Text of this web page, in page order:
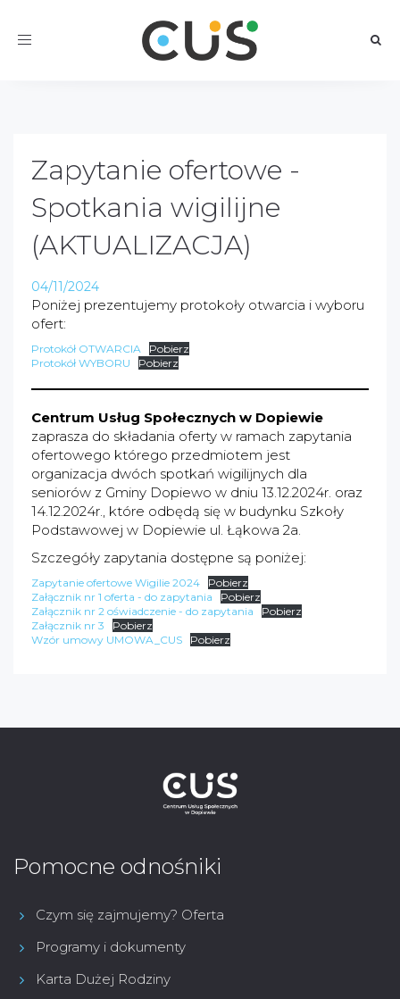
Toggle
Zapytanie ofertowe -
Spotkania wigilijne
(AKTUALIZACJA)
04/11/2024
Poniżej prezentujemy protokoły otwarcia i wyboru
ofert:
Protokół OTWARCIA
Pobierz
Protokół WYBORU
Pobierz
Centrum Usług Społecznych w Dopiewie
zaprasza do składania oferty w ramach zapytania
ofertowego którego przedmiotem jest
organizacja dwóch spotkań wigilijnych dla
seniorów z Gminy Dopiewo w dniu 13.12.2024r. oraz
14.12.2024r., które odbędą się w budynku Szkoły
Podstawowej w Dopiewie ul. Łąkowa 2a.
Szczegóły zapytania dostępne są poniżej:
Zapytanie ofertowe Wigilie 2024
Pobierz
Załącznik nr 1 oferta - do zapytania
Pobierz
Załącznik nr 2 oświadczenie - do zapytania
Pobierz
Załącznik nr 3
Pobierz
Wzór umowy UMOWA_CUS
Pobierz
Pomocne odnośniki
Czym się zajmujemy? Oferta
Programy i dokumenty
Karta Dużej Rodziny